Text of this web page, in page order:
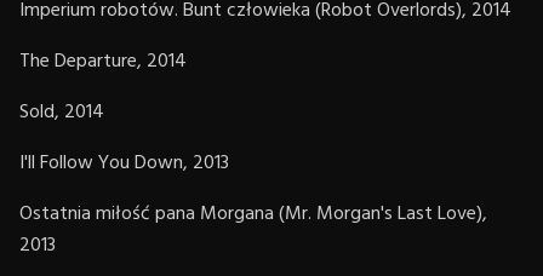
Imperium robotów. Bunt człowieka (Robot Overlords), 2014
The Departure, 2014
Sold, 2014
I'll Follow You Down, 2013
Ostatnia miłość pana Morgana (Mr. Morgan's Last Love),
2013